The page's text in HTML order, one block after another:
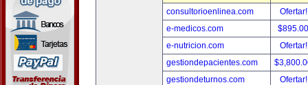
consultorioenlinea.com
e-medicos.com
e-nutricion.com
gestiondepacientes.com
gestiondeturnos.com